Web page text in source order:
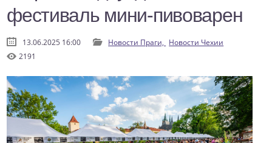
фестиваль мини-пивоварен
13.06.2025 16:00 Новости Праги, Новости Чехии
2191